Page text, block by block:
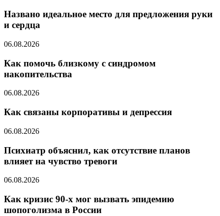
Названо идеальное место для предложения руки
и сердца
06.08.2026
Как помочь близкому с синдромом
накопительства
06.08.2026
Как связаны корпоративы и депрессия
06.08.2026
Психиатр объяснил, как отсутствие планов
влияет на чувство тревоги
06.08.2026
Как кризис 90-х мог вызвать эпидемию
шопоголизма в России